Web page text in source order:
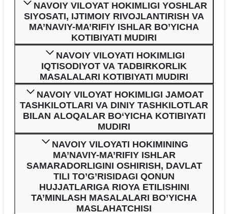
NAVOIY VILOYAT HOKIMLIGI YOSHLAR
SIYOSATI, IJTIMOIY RIVOJLANTIRISH VA
MA’NAVIY-MA’RIFIY ISHLAR BO’YICHA
KOTIBIYATI MUDIRI
NAVOIY VILOYATI HOKIMLIGI
IQTISODIYOT VA TADBIRKORLIK
MASALALARI KOTIBIYATI MUDIRI
NAVOIY VILOYAT HOKIMLIGI JAMOAT
TASHKILOTLARI VA DINIY TASHKILOTLAR
BILAN ALOQALAR BO‘YICHA KOTIBIYATI
MUDIRI
NAVOIY VILOYATI HOKIMINING
MA’NAVIY-MA’RIFIY ISHLAR
SAMARADORLIGINI OSHIRISH, DAVLAT
TILI TO’G’RISIDAGI QONUN
HUJJATLARIGA RIOYA ETILISHINI
TA’MINLASH MASALALARI BO’YICHA
MASLAHATCHISI